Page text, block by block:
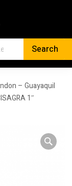
– Guayaquil
1″